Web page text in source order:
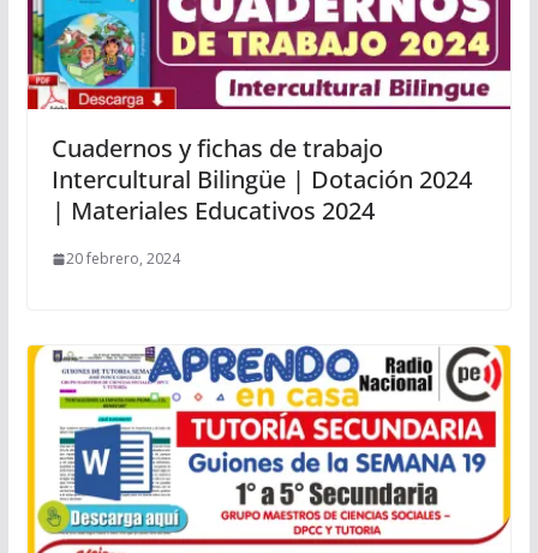
Cuadernos y fichas de trabajo
Intercultural Bilingüe | Dotación 2024
| Materiales Educativos 2024
20 febrero, 2024